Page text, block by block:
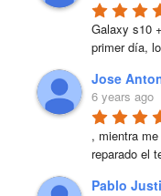
Galaxy s10
primer día,
Jose
6 years ago
, mientra
reparado el
Pablo